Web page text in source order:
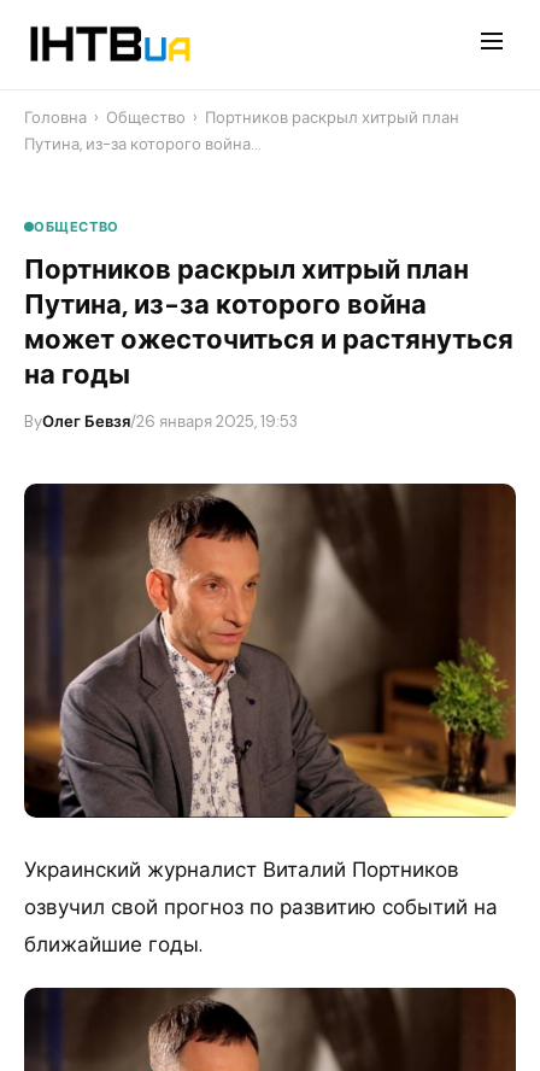
Головна › Общество › Портников раскрыл хитрый план
Путина, из-за которого война…
ОБЩЕСТВО
Портников раскрыл хитрый план
Путина, из-за которого война
может ожесточиться и растянуться
на годы
ByОлег Бевзя/26 января 2025, 19:53
Украинский журналист Виталий Портников
озвучил свой прогноз по развитию событий на
ближайшие годы.